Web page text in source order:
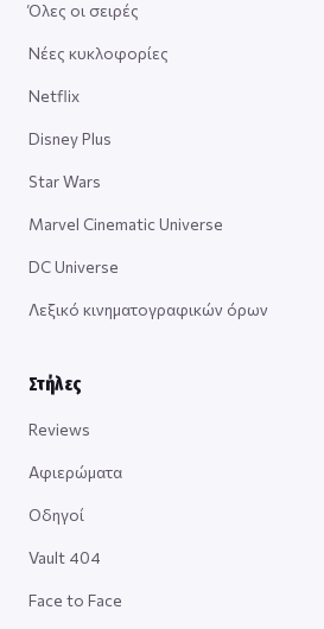
Όλες οι σειρές
Νέες κυκλοφορίες
Netflix
Disney Plus
Star Wars
Marvel Cinematic Universe
DC Universe
Λεξικό κινηματογραφικών όρων
Στήλες
Reviews
Αφιερώματα
Οδηγοί
Vault 404
Face to Face